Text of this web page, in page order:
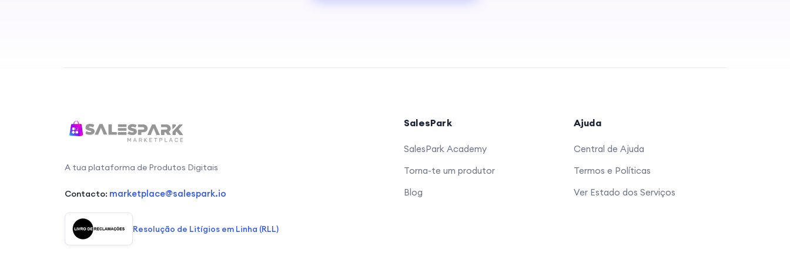
A tua plataforma de Produtos Digitais
Contacto: marketplace@salespark.io
Resolução de Litígios em Linha (RLL)
SalesPark
SalesPark Academy
Torna-te um produtor
Blog
Ajuda
Central de Ajuda
Termos e Políticas
Ver Estado dos Serviços